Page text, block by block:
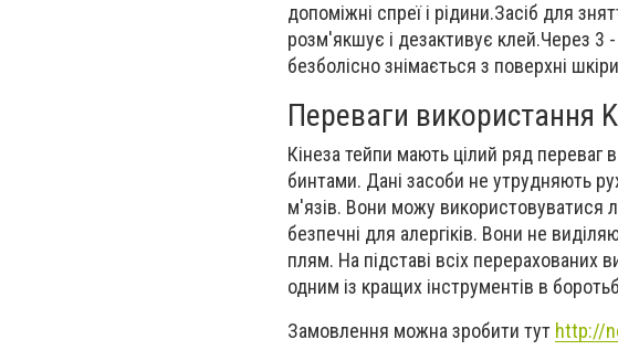
допоміжні спреї і рідини.Засіб для
розм'якшує і дезактивує клей.Через
безболісно знімається з поверхні
Переваги використання
Кінеза тейпи мають цілий ряд переваг
бинтами. Дані засоби не утрудняють
м'язів. Вони можу використовуватися
безпечні для алергіків. Вони не
плям. На підставі всіх
одним із кращих інструментів в
Замовлення можна зробити тут http://